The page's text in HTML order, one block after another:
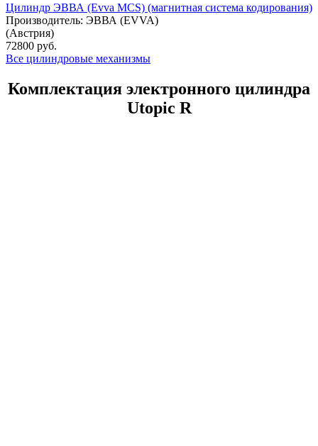
Цилиндр ЭВВА (Evva MCS) (магнитная система кодирования)
Производитель: ЭВВА (EVVA)
(Австрия)
72800 руб.
Все цилиндровые механизмы
Комплектация электронного цилиндра
Utopic R